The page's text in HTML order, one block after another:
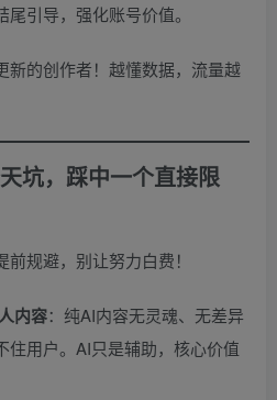
尾引导，强化账号价值。
新的创作者！越懂数据，流量越
坑，踩中一个直接限
规避，别让努力白费！
内容：纯AI内容无灵魂、无差异
住用户。AI只是辅助，核心价值